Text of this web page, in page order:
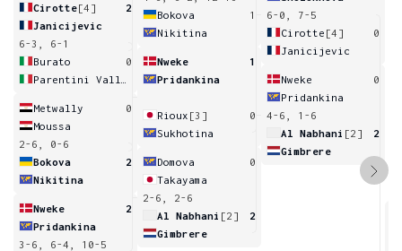
Cirotte[4]
2
Janicijevic
6-3, 6-1
Burato
0
Metwally
0
Moussa
2-6, 0-6
Bokova
2
Nikitina
Nweke
2
Pridankina
3-6, 6-4, 10-5
Bokova
1
Nikitina
Nweke
1
Pridankina
Rioux [3]
0
Sukhotina
Domova
0
Takayama
2-6, 2-6
Al Nabhani [2]
2
Gimbrere
6-0, 7-5
Cirotte [4]
0
Janicijevic
Nweke
0
Pridankina
4-6, 1-6
Al Nabhani [2]
2
Gimbrere